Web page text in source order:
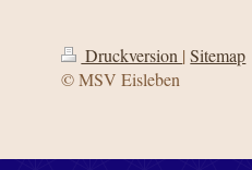
Druckversion | Sitemap
© MSV Eisleben